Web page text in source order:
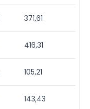
371,61
416,31
105,21
143,43